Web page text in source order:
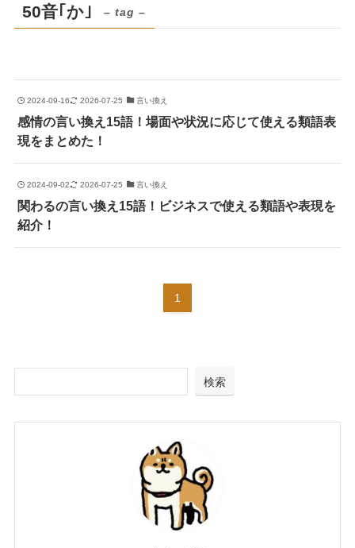
50音｢か｣ – tag –
2024-09-16 2026-07-25 言い換え
感情の言い換え15語！場面や状況に応じて使える類語表
現をまとめた！
2024-09-02 2026-07-25 言い換え
関わるの言い換え15語！ビジネスで使える類語や表現を
紹介！
1
検索